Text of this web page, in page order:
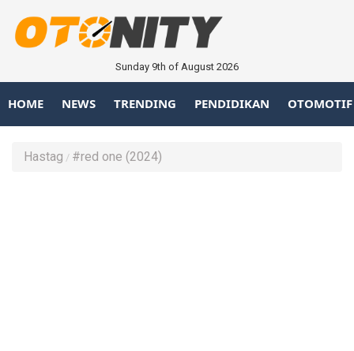
Sunday 9th of August 2026
HOME NEWS TRENDING PENDIDIKAN OTOMOTIF
Hastag #red one (2024)